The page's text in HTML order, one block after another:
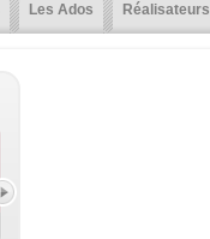
Les Ados Réalisateurs